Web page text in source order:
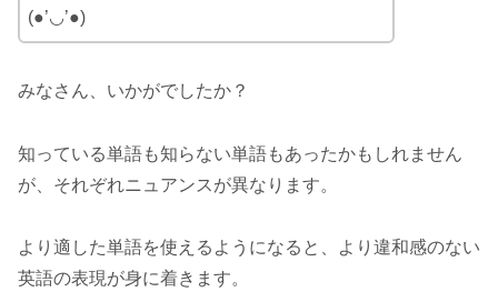
(●’◡’●)
みなさん、いかがでしたか？
知っている単語も知らない単語もあったかもしれません
が、それぞれニュアンスが異なります。
より適した単語を使えるようになると、より違和感のない
英語の表現が身に着きます。